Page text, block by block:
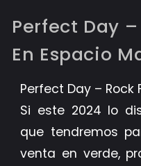
Perfect Day
En Espacio
Perfect Day – Rock
Si este 2024 lo
que tendremos
venta en verde,